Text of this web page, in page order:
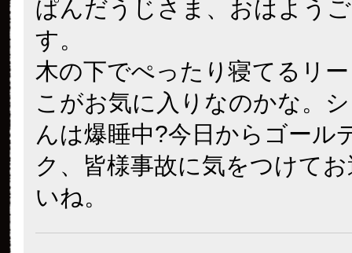
ぱんだうじさま、おはよう
す。
木の下でぺったり寝てるリ
こがお気に入りなのかな。
んは爆睡中?今日からゴール
ク、皆様事故に気をつけて
いね。